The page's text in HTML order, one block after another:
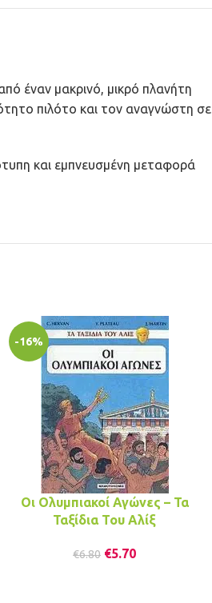
έναν μακρινό, μικρό πλανήτη
πιλότο και τον αναγνώστη σε
και εμπνευσμένη μεταφορά
-16%
Οι Ολυμπιακοί Αγώνες – Τα
Ταξίδια Του Αλίξ
€6.80 €5.70